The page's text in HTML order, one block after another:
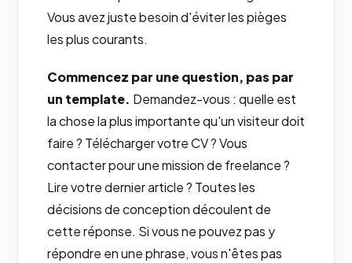
Vous avez juste besoin d'éviter les pièges
les plus courants.
Commencez par une question, pas par
un template. Demandez-vous : quelle est
la chose la plus importante qu'un visiteur doit
faire ? Télécharger votre CV ? Vous
contacter pour une mission de freelance ?
Lire votre dernier article ? Toutes les
décisions de conception découlent de
cette réponse. Si vous ne pouvez pas y
répondre en une phrase, vous n'êtes pas